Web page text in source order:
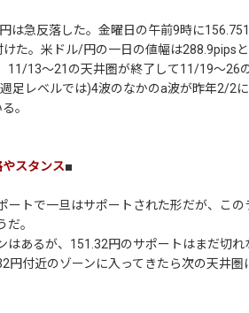
は急反落した。金曜日の午前9時に
た。米ドル/円の一日の値幅は288.9pips
11/13～21の天井圏が終了して11/19～26
足レベルでは)4波のなかのa波が昨年2/2
。
スタンス■
ートで一旦はサポートされた形だが、こ
。
はあるが、151.32円のサポートはまだ切れ
円付近のゾーンに入ってきたら次の天井